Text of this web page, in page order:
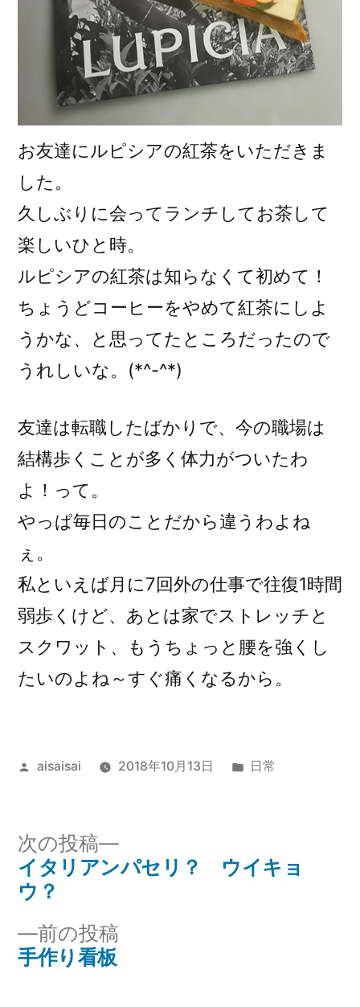
お友達にルピシアの紅茶をいただきま
した。
久しぶりに会ってランチしてお茶して
楽しいひと時。
ルピシアの紅茶は知らなくて初めて！
ちょうどコーヒーをやめて紅茶にしよ
うかな、と思ってたところだったので
うれしいな。(*^-^*)
友達は転職したばかりで、今の職場は
結構歩くことが多く体力がついたわ
よ！って。
やっぱ毎日のことだから違うわよね
ぇ。
私といえば月に7回外の仕事で往復1時間
弱歩くけど、あとは家でストレッチと
スクワット、もうちょっと腰を強くし
たいのよね～すぐ痛くなるから。
投
aisaisai 2018年10月13日
カ
ー:
日常
投
ナ
前の投稿
手作り看板
次の投稿
次
の
イタリアンパセリ？ ウイキョ
ウ？